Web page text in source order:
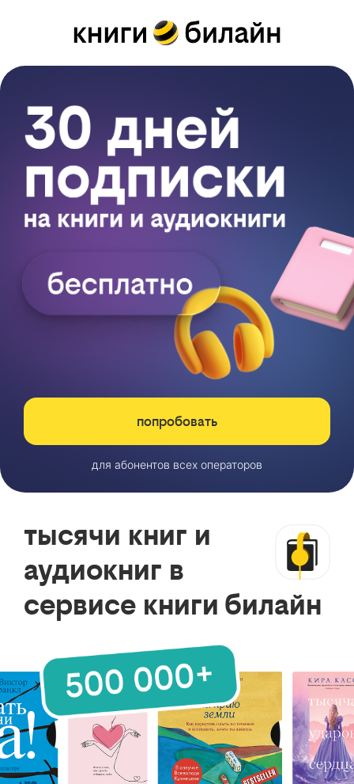
попробовать
для абонентов всех операторов
тысячи книг и
аудиокниг в
сервисе книги билайн